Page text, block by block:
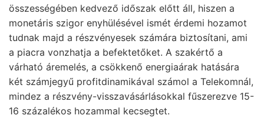
összességében kedvező időszak előtt áll, hiszen a
monetáris szigor enyhülésével ismét érdemi hozamot
tudnak majd a részvényesek számára biztosítani, ami
a piacra vonzhatja a befektetőket. A szakértő a
várható áremelés, a csökkenő energiaárak hatására
két számjegyű profitdinamikával számol a Telekomnál,
mindez a részvény-visszavásárlásokkal fűszerezve 15-
16 százalékos hozammal kecsegtet.